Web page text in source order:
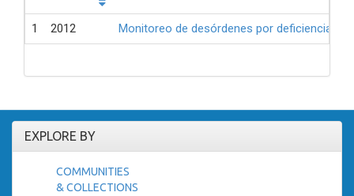
1 2012 Monitoreo de desórdenes por deficiencia
EXPLORE BY
COMMUNITIES
& COLLECTIONS